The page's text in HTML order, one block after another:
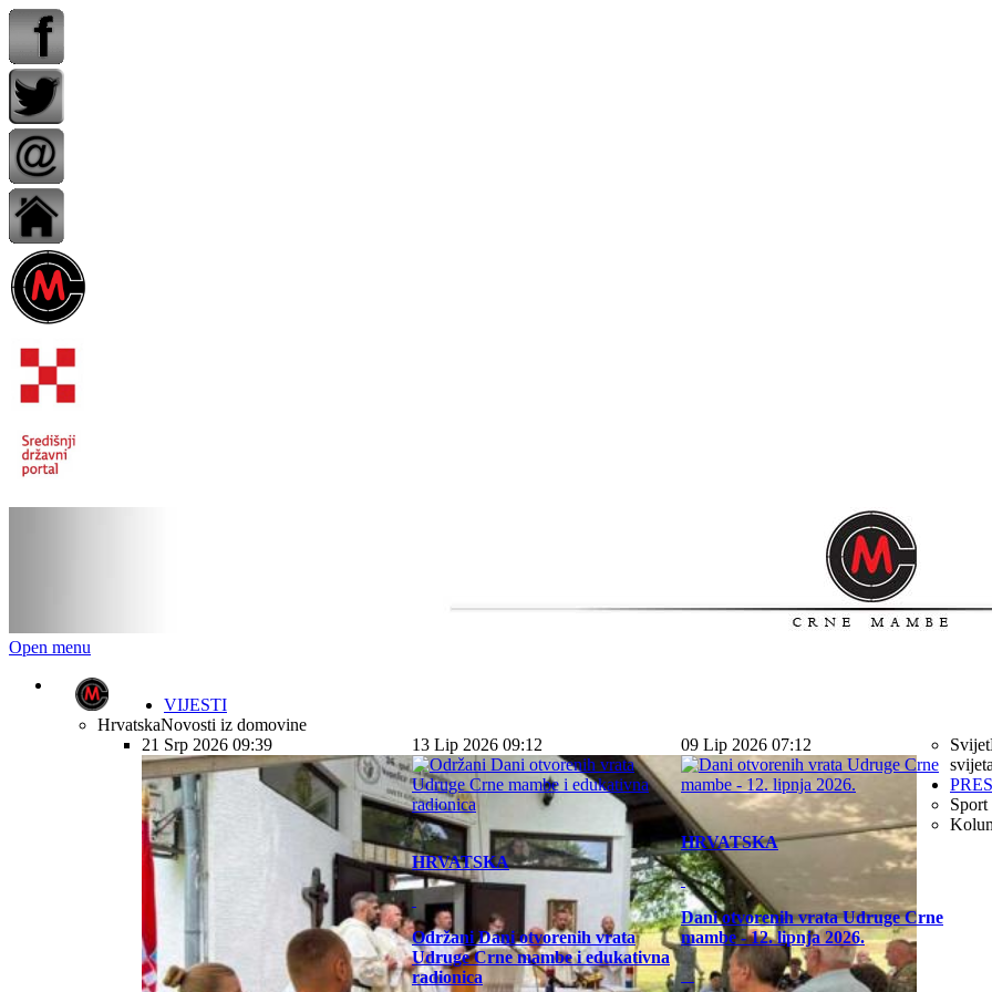
Open menu
VIJESTI
HrvatskaNovosti iz domovine
21 Srp 2026 09:39
13 Lip 2026 09:12
HRVATSKA
Održani Dani otvorenih vrata
Udruge Crne mambe i edukativna
radionica
09 Lip 2026 07:12
HRVATSKA
Dani otvorenih vrata Udruge Crne
mambe - 12. lipnja 2026.
Svijet
svijeta
Sport